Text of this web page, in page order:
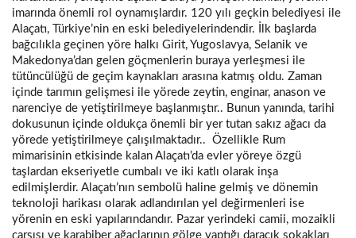
imarında önemli rol oynamışlardır. 120 yılı geçkin belediyesi ile
Alaçatı, Türkiye’nin en eski belediyelerindendir. İlk başlarda
bağcılıkla geçinen yöre halkı Girit, Yugoslavya, Selanik ve
Makedonya’dan gelen göçmenlerin buraya yerleşmesi ile
tütüncülüğü de geçim kaynakları arasına katmış oldu. Zaman
içinde tarımın gelişmesi ile yörede zeytin, enginar, anason ve
narenciye de yetiştirilmeye başlanmıştır.. Bunun yanında, tarihi
dokusunun içinde oldukça önemli bir yer tutan sakız ağacı da
yörede yetiştirilmeye çalışılmaktadır.. Özellikle Rum
mimarisinin etkisinde kalan Alaçatı’da evler yöreye özgü
taşlardan ekseriyetle cumbalı ve iki katlı olarak inşa
edilmişlerdir. Alaçatı’nın sembolü haline gelmiş ve dönemin
teknoloji harikası olarak adlandırılan yel değirmenleri ise
yörenin en eski yapılarındandır. Pazar yerindeki camii, mozaikli
çarşısı ve karabiber ağaçlarının gölge yaptığı daracık sokakları